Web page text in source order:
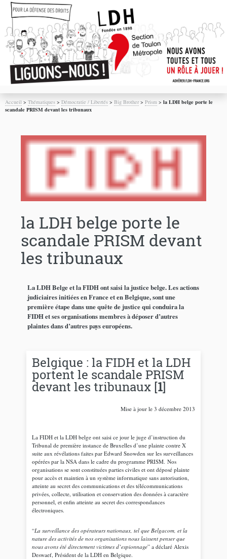
Accueil >Thématiques >Démocratie / Libertés >Big Brother>Prism >la LDH belge porte le
scandale PRISM devant les tribunaux
la LDH belge porte le
scandale PRISM devant
les tribunaux
La LDH Belge et la FIDH ont saisi la justice belge. Les actions
judiciaires initiées en France et en Belgique, sont une
première étape dans une quête de justice qui conduira la
FIDH et ses organisations membres à déposer d’autres
plaintes dans d’autres pays européens.
Belgique : la FIDH et la LDH
portent le scandale PRISM
devant les tribunaux[1]
Mise à jour le 3 décembre 2013
La FIDH et la LDH belge ont saisi ce jour le juge d’instruction du
Tribunal de première instance de Bruxelles d’une plainte contre X
suite aux révélations faites par Edward Snowden sur les surveillances
opérées par la NSA dans le cadre du programme PRISM. Nos
organisations se sont constituées parties civiles et ont déposé plainte
pour accès et maintien à un système informatique sans autorisation,
atteinte au secret des communications et des télécommunications
privées, collecte, utilisation et conservation des données à caractère
personnel, et enfin atteinte au secret des correspondances
électroniques.
“La surveillance des opérateurs nationaux, tel que Belgacom, et la
nature des activités de nos organisations nous laissent penser que
nous avons été directement victimes d’espionnage” a déclaré Alexis
Deswaef, Président de la LDH en Belgique.